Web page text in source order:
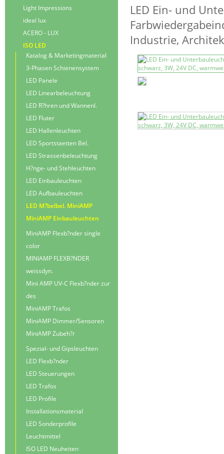
LED Ein- und
Industrie,
Light Impressions
ideal lux
ACERO - LUX
ISO LED
Katalog & Marketingmaterial
3-Phasen Schienensystem
LED Panele
LED Linearbeleuchtung
LED R?hren und Wannenl.
LED Fluter
LED Hallenleuchten
LED Sportstaetten Bel.
LED Strassenbeleuchtung
H?nge- und Stehleuchten
LED Einbauleuchten
LED Aufbauleuchten
LED M?belbel. MiniAMP
MiniAMP Einbauleuchten
MiniAMP Flexb?nder single
color
MINIAMP FLEXB?NDER
weissdyn.
Mini AMP UV-C Flexb?nder zur
des
MiniAMP Trafos
MiniAMP Dimmer/Sensoren
MiniAMP Zubeh?r
Spezial- und Gipsleuchten
LED Flexb?nder
LED Steuerungen
LED Trafos
LED Profile
Installationsmaterial
LED Sonderprofile
Leuchtmittel
ISO LED Neuheiten